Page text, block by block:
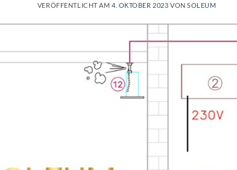
VERÖFFENTLICHT AM 4. OKTOBER 2023 VONSOLEUM